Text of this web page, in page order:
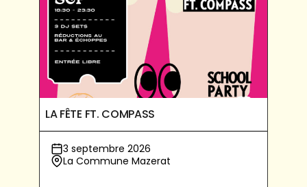
LA FÊTE FT. COMPASS
3 septembre 2026
La Commune Mazerat